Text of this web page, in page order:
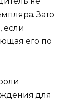
Зато
если
его по
для